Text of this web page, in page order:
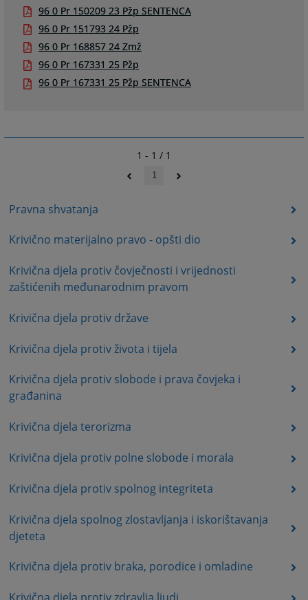
Pravna shvatanja
Krivično materijalno pravo - opšti dio
Krivična djela protiv čovječnosti i vrijednosti
zaštićenih međunarodnim pravom
Krivična djela protiv države
Krivična djela protiv života i tijela
Krivična djela protiv slobode i prava čovjeka i
građanina
Krivična djela terorizma
Krivična djela protiv polne slobode i morala
Krivična djela protiv spolnog integriteta
Krivična djela spolnog zlostavljanja i iskorištavanja
djeteta
Krivična djela protiv braka, porodice i omladine
96 0 Pr 150209 23 Pžp SENTENCA
96 0 Pr 151793 24 Pžp
96 0 Pr 168857 24 Zmž
96 0 Pr 167331 25 Pžp
96 0 Pr 167331 25 Pžp SENTENCA
1 - 1 / 1
1